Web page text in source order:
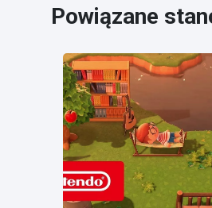
Konserywiści
narodziny
pierwszego
tapira
nizinne w
brytyjskim
zoo od 14 lat
16 July
179
Poglądy
Mężczyzna z
Florydy
aresztowany
po odpaleniu
fajerwerków
z jadącego
samochodu
16 July
162
Poglądy
Powiązane